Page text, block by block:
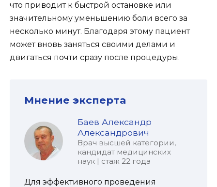
что приводит к быстрой остановке или
значительному уменьшению боли всего за
несколько минут. Благодаря этому пациент
может вновь заняться своими делами и
двигаться почти сразу после процедуры.
Мнение эксперта
Баев Александр
Александрович
Врач высшей категории,
кандидат медицинских
наук | стаж 22 года
Для эффективного проведения